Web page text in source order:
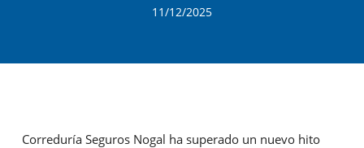
11/12/2025
Correduría Seguros Nogal ha superado un nuevo hito